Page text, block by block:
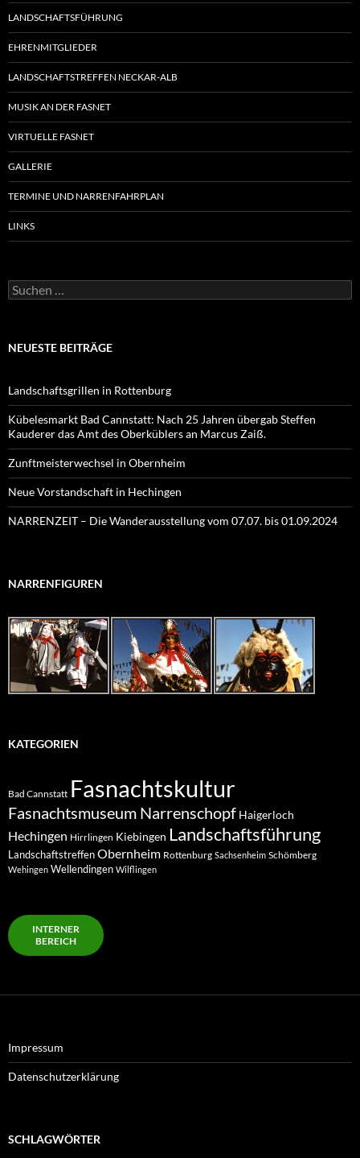
LANDSCHAFTSFÜHRUNG
EHRENMITGLIEDER
LANDSCHAFTSTREFFEN NECKAR-ALB
MUSIK AN DER FASNET
VIRTUELLE FASNET
GALLERIE
TERMINE UND NARRENFAHRPLAN
LINKS
Suchen
nach:
NEUESTE BEITRÄGE
Landschaftsgrillen in Rottenburg
Kübelesmarkt Bad Cannstatt: Nach 25 Jahren übergab Steffen
Kauderer das Amt des Oberküblers an Marcus Zaiß.
Zunftmeisterwechsel in Obernheim
Neue Vorstandschaft in Hechingen
NARRENZEIT – Die Wanderausstellung vom 07.07. bis 01.09.2024
NARRENFIGUREN
KATEGORIEN
Bad Cannstatt Fasnachtskultur
Fasnachtsmuseum Narrenschopf Haigerloch
Hechingen Hirrlingen Kiebingen Landschaftsführung
LandschaftstreffenObernheim Rottenburg Sachsenheim Schömberg
Wehingen Wellendingen Wilflingen
INTERNER
BEREICH
Impressum
Datenschutzerklärung
SCHLAGWÖRTER